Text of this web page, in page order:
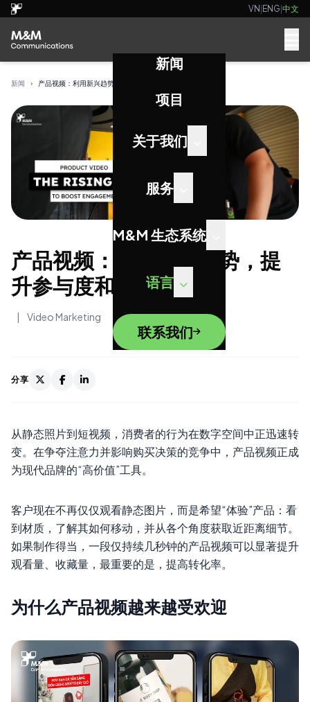
VN|ENG|中文
新闻
项目
关于我们
服务
M&M 生态系统
语言
联系我们
新闻 ›
产品视频：利用新兴趋势，提
升参与度和销售额
| Video Marketing
分享
从静态照片到短视频，消费者的行为在数字空间中正迅速转
变。在争夺注意力并影响购买决策的竞争中，产品视频正成
为现代品牌的“高价值”工具。
客户现在不再仅仅观看静态图片，而是希望“体验”产品：看
到材质，了解其如何移动，并从各个角度获取近距离细节。
如果制作得当，一段仅持续几秒钟的产品视频可以显著提升
观看量、收藏量，最重要的是，提高转化率。
为什么产品视频越来越受欢迎